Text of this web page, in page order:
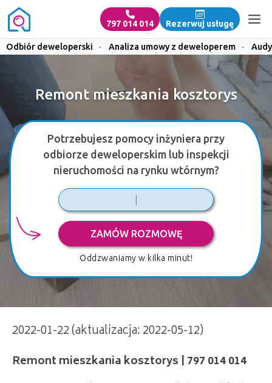
797 014 014 Rezerwuj usługę
Odbiór deweloperski · Analiza umowy z deweloperem ·
Remont mieszkania kosztorys
Potrzebujesz pomocy inżyniera przy
odbiorze deweloperskim lub inspekcji
nieruchomości na rynku wtórnym?
ZAMÓW ROZMOWĘ
Oddzwaniamy w kilka minut!
2022-01-22 (aktualizacja: 2022-05-12)
Remont mieszkania kosztorys | 797 014 014